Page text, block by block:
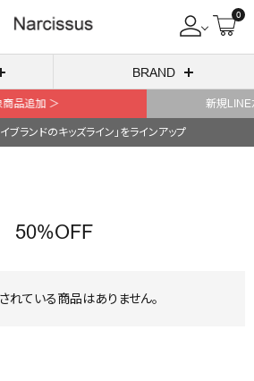
0
BRAND
search
新規LINE友達追加で1,000円OFFクーポン/LINE連携
ブランドのキッズライン」をラインアップ
50%OFF
れている商品はありません。